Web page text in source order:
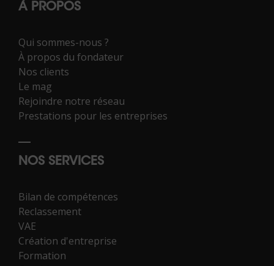
À PROPOS
Qui sommes-nous ?
À propos du fondateur
Nos clients
Le mag
Rejoindre notre réseau
Prestations pour les entreprises
NOS SERVICES
Bilan de compétences
Reclassement
VAE
Création d'entreprise
Formation